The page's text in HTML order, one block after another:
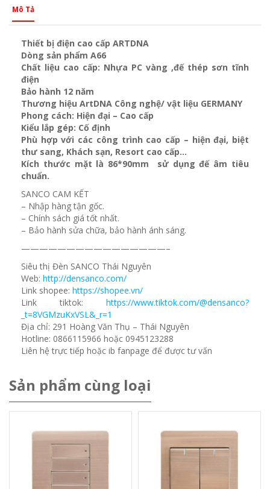
Mô Tả
Thiết bị điện cao cấp ARTDNA
Dòng sản phẩm A66
Chất liệu cao cấp: Nhựa PC vàng ,đế thép sơn tĩnh
điện
Bảo hành 12 năm
Thương hiệu ArtDNA Công nghệ/ vật liệu GERMANY
Phong cách: Hiện đại – Cao cấp
Kiểu lắp gép: Cố định
Phù hợp với các công trình cao cấp – hiện đại, biệt
thư sang, Khách sạn, Resort cao cấp…
Kích thước mặt là 86*90mm sử dụng đế âm tiêu
chuẩn.
SANCO CAM KẾT
– Nhập hàng tận gốc.
– Chính sách giá tốt nhất.
– Bảo hành sửa chữa, bảo hành ánh sáng.
————————————————–
Siêu thị Đèn SANCO Thái Nguyên
Web: http://densanco.com/
Link shopee: https://shopee.vn/
Link tiktok: https://www.tiktok.com/@densanco?
_t=8VGMzuKxVSL&_r=1
Địa chỉ: 291 Hoàng Văn Thụ – Thái Nguyên
Hotline: 0866115966 hoặc 0945123288
Liên hệ trực tiếp hoặc ib fanpage để được tư vấn
Sản phẩm cùng loại